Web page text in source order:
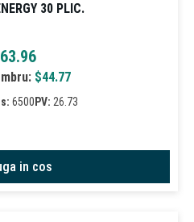
30 PLIC.
63.96
$44.77
6500 PV: 26.73
in cos